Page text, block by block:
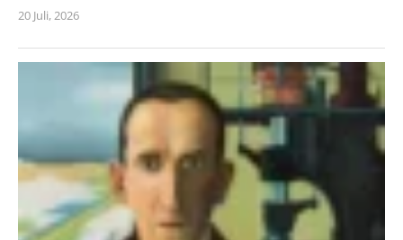
20 Juli, 2026